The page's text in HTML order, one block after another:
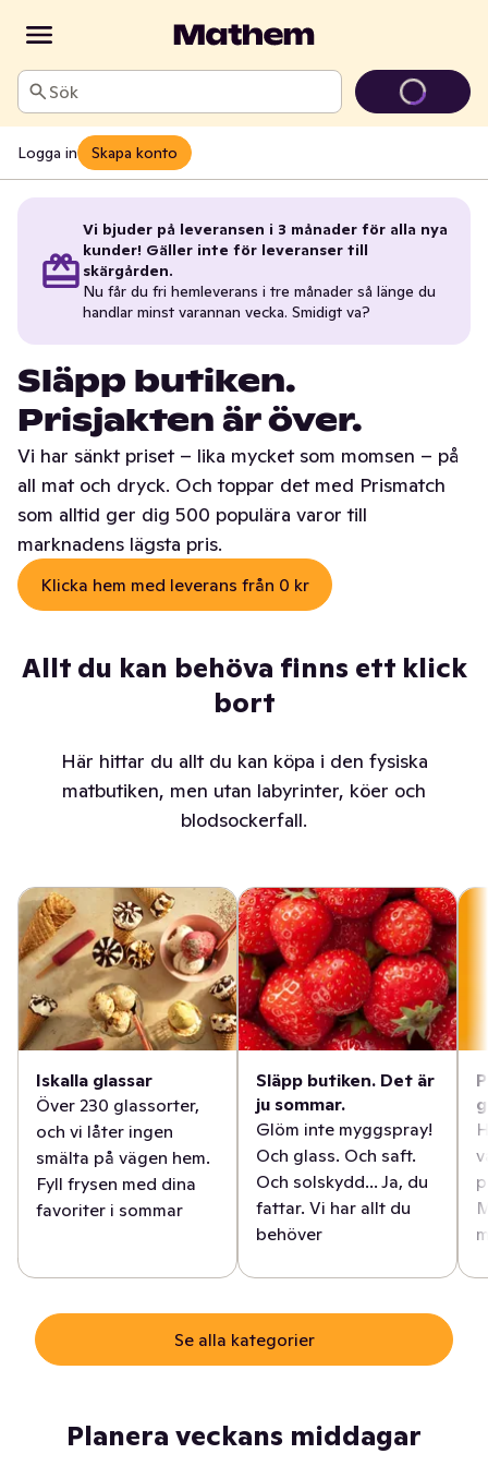
Sök
Logga in Skapa konto
Vi bjuder på leveransen i 3 månader för alla nya
kunder! Gäller inte för leveranser till
skärgården.
Nu får du fri hemleverans i tre månader så länge du
handlar minst varannan vecka. Smidigt va?
Släpp butiken.
Prisjakten är över.
Vi har sänkt priset – lika mycket som momsen – på
all mat och dryck. Och toppar det med Prismatch
som alltid ger dig 500 populära varor till
marknadens lägsta pris.
Klicka hem med leverans från 0 kr
Allt du kan behöva finns ett klick
bort
Här hittar du allt du kan köpa i den fysiska
matbutiken, men utan labyrinter, köer och
blodsockerfall.
Iskalla glassar
Över 230 glassorter,
och vi låter ingen
smälta på vägen hem.
Fyll frysen med dina
favoriter i sommar
Släpp butiken. Det är
ju sommar.
Glöm inte myggspray!
Och glass. Och saft.
Och solskydd... Ja, du
fattar. Vi har allt du
behöver
Se alla kategorier
Planera veckans middagar